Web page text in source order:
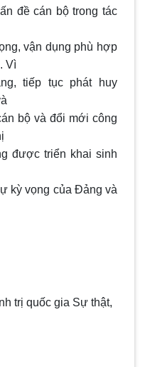
đề cán bộ trong tác
vận dụng phù hợp
Vì
tiếp tục phát huy
bộ và đổi mới công
được triển khai sinh
kỳ vọng của Đảng và
trị quốc gia Sự thật,